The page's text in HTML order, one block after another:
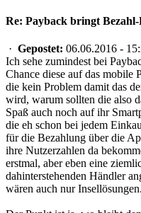
Re: Payback bringt
· Gepostet: 06.06.2016 -
Ich sehe zumindest bei
Chance diese auf das mobile
die kein Problem damit das
wird, warum sollten die also
Spaß auch noch auf ihr
die eh schon bei jedem
für die Bezahlung über die
ihre Nutzerzahlen da
erstmal, aber eben eine
dahinterstehenden Händler
wären auch nur Insellösungen.